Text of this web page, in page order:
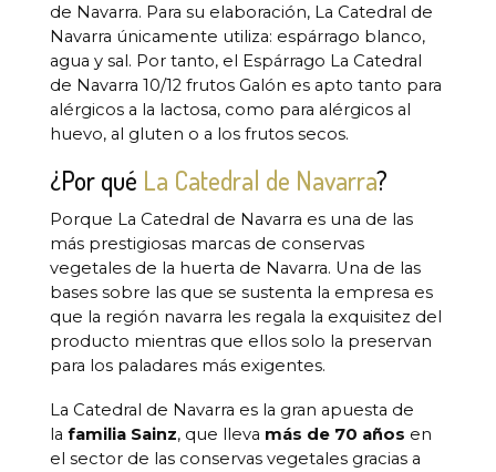
de Navarra. Para su elaboración, La Catedral de
Navarra únicamente utiliza: espárrago blanco,
agua y sal. Por tanto, el Espárrago La Catedral
de Navarra 10/12 frutos Galón es apto tanto para
alérgicos a la lactosa, como para alérgicos al
huevo, al gluten o a los frutos secos.
¿Por qué La Catedral de Navarra?
Porque La Catedral de Navarra es una de las
más prestigiosas marcas de conservas
vegetales de la huerta de Navarra. Una de las
bases sobre las que se sustenta la empresa es
que la región navarra les regala la exquisitez del
producto mientras que ellos solo la preservan
para los paladares más exigentes.
La Catedral de Navarra es la gran apuesta de
la familia Sainz, que lleva más de 70 años en
el sector de las conservas vegetales gracias a